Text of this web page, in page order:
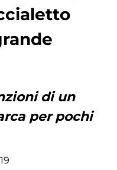
di un
per pochi